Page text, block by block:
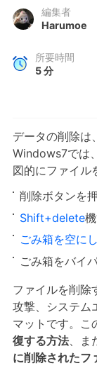
編集者
Harumoe
所要時間
5分
データの削除は
Windows7では
図的にファイル
削除ボタンを
Shift+delete
ごみ箱を空に
ごみ箱をバイ
ファイルを削除
攻撃、システム
マットです。こ
復する方法、ま
に削除されたフ